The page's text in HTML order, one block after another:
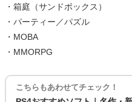
・箱庭（サンドボックス）
・パーティー／パズル
・MOBA
・MMORPG
こちらもあわせてチェック！